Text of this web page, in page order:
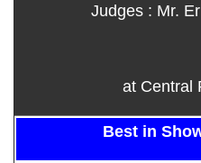
Judges : Mr.
at Central
Best in